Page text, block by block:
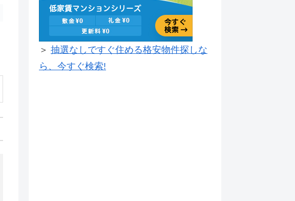
＞ 抽選なしですぐ住める格安物件探しな
ら、今すぐ検索!